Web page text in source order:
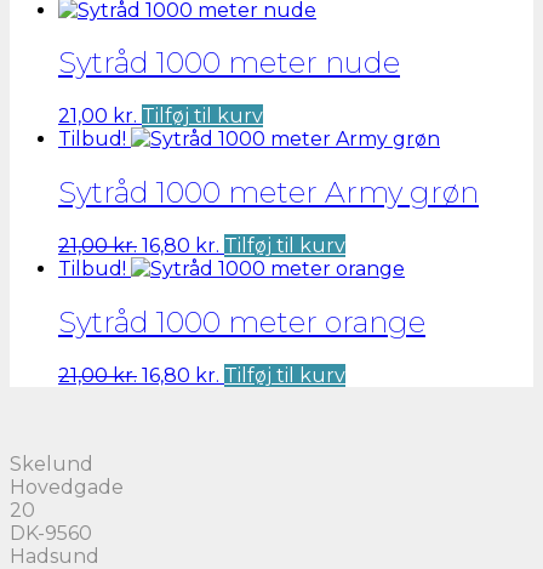
Sytråd 1000 meter nude
21,00 kr. Tilføj til kurv
Tilbud!
Sytråd 1000 meter Army grøn
21,00kr. Den
oprindelige
var:
21,00 kr..
16,80 kr. Den
aktuelle
er:
16,80 kr..
Tilføj til kurv
Tilbud!
Sytråd 1000 meter orange
21,00kr. Den
16,80 kr. Den
Tilføj til kurv
Skelund
Hovedgade
20
DK-9560
Hadsund